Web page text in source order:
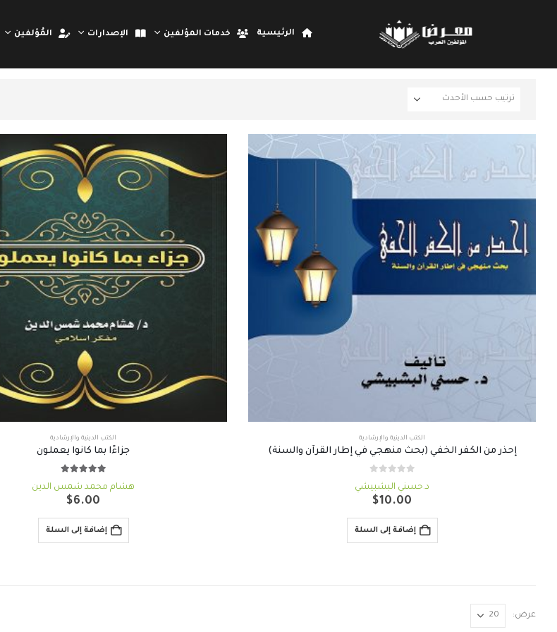
الرئيسية خدمات المؤلفين الإصدارات المُؤلفين
الكتب الدينية والإرشادية
إحذر من الكٌفر الخفي (بحث منهجي في إطار القرآن والسنة)
د.حسني البشبيشي
$10.00
إضافة إلى السلة
الكتب الدينية والإرشادية
جزاءًا بما كانوا يعملون
هشام محمد شمس الدين
$6.00
إضافة إلى السلة
عرض: